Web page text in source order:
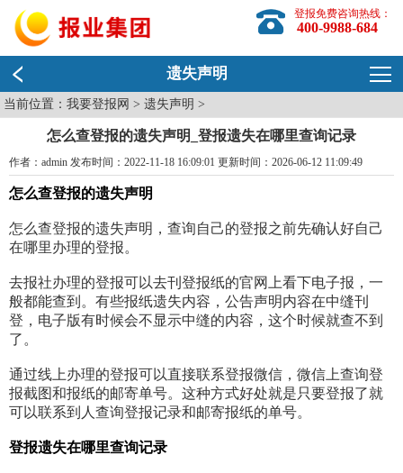
登报免费咨询热线：
400-9988-684
遗失声明
当前位置：我要登报网 >遗失声明 >
怎么查登报的遗失声明_登报遗失在哪里查询记录
作者：admin 发布时间：2022-11-18 16:09:01 更新时间：2026-06-12 11:09:49
怎么查登报的遗失声明
怎么查登报的遗失声明，查询自己的登报之前先确认好自己
在哪里办理的登报。
去报社办理的登报可以去刊登报纸的官网上看下电子报，一
般都能查到。有些报纸遗失内容，公告声明内容在中缝刊
登，电子版有时候会不显示中缝的内容，这个时候就查不到
了。
通过线上办理的登报可以直接联系登报微信，微信上查询登
报截图和报纸的邮寄单号。这种方式好处就是只要登报了就
可以联系到人查询登报记录和邮寄报纸的单号。
登报遗失在哪里查询记录